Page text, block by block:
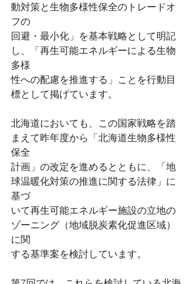
動対策と生物多様性保全のトレードオ
フの
回避・最小化」を基本戦略として明記
し、「再生可能エネルギーによる生物
多様
性への配慮を推進する」ことを行動目
標として掲げています。
北海道においても、この国家戦略を踏
まえて昨年度から「北海道生物多様性
保全
計画」の改定を進めるとともに、「地
球温暖化対策の推進に関する法律」に
基づ
いて再生可能エネルギー施設の立地の
ゾーニング（地域脱炭素化促進区域）
に関
する基準案を検討しています。